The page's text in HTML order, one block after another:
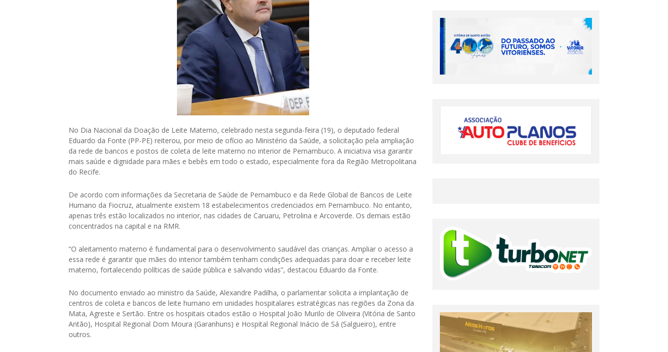
No Dia Nacional da Doação de Leite Materno, celebrado nesta segunda-feira (19), o deputado federal
Eduardo da Fonte (PP-PE) reiterou, por meio de ofício ao Ministério da Saúde, a solicitação pela ampliação
da rede de bancos e postos de coleta de leite materno no interior de Pernambuco. A iniciativa visa garantir
mais saúde e dignidade para mães e bebês em todo o estado, especialmente fora da Região Metropolitana
do Recife.
De acordo com informações da Secretaria de Saúde de Pernambuco e da Rede Global de Bancos de Leite
Humano da Fiocruz, atualmente existem 18 estabelecimentos credenciados em Pernambuco. No entanto,
apenas três estão localizados no interior, nas cidades de Caruaru, Petrolina e Arcoverde. Os demais estão
concentrados na capital e na RMR.
“O aleitamento materno é fundamental para o desenvolvimento saudável das crianças. Ampliar o acesso a
essa rede é garantir que mães do interior também tenham condições adequadas para doar e receber leite
materno, fortalecendo políticas de saúde pública e salvando vidas”, destacou Eduardo da Fonte.
No documento enviado ao ministro da Saúde, Alexandre Padilha, o parlamentar solicita a implantação de
centros de coleta e bancos de leite humano em unidades hospitalares estratégicas nas regiões da Zona da
Mata, Agreste e Sertão. Entre os hospitais citados estão o Hospital João Murilo de Oliveira (Vitória de Santo
Antão), Hospital Regional Dom Moura (Garanhuns) e Hospital Regional Inácio de Sá (Salgueiro), entre
outros.